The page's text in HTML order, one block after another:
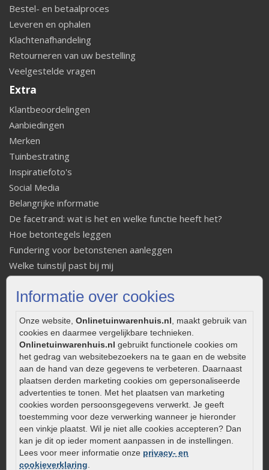
Informatie over cookies
Onze website, Onlinetuinwarenhuis.nl , maakt gebruik van
cookies en daarmee vergelijkbare technieken.
Onlinetuinwarenhuis.nl gebruikt functionele cookies om
het gedrag van websitebezoekers na te gaan en de website
aan de hand van deze gegevens te verbeteren. Daarnaast
plaatsen derden marketing cookies om gepersonaliseerde
advertenties te tonen. Met het plaatsen van marketing
cookies worden persoonsgegevens verwerkt. Je geeft
toestemming voor deze verwerking wanneer je hieronder
een vinkje plaatst. Wil je niet alle cookies accepteren? Dan
kan je dit op ieder moment aanpassen in de instellingen.
Lees voor meer informatie onze privacy- en
cookieverklaring
Bestel- en betaalproces
Leveren en ophalen
Klachtenafhandeling
Retourneren van uw bestelling
Veelgestelde vragen
Extra
Klantbeoordelingen
Aanbiedingen
Merken
Tuinbestrating
Inspiratiefoto's
Social Media
Belangrijke informatie
De facetrand: wat is het en welke functie heeft het?
Hoe betontegels leggen
Fundering voor betonstenen aanleggen
Welke tuinstijl past bij mij
Legverbanden gebakken bestrating
Aanlegtips voor gebakken bestrating
Zelf een terras aanleggen
Kleine stadstuin inrichten
0320 – 219170
Kaapstanderweg 41
8243 RB Lelystad
info@onlinetuinwarenhuis.nl
Routebeschrijving
Openingstijden